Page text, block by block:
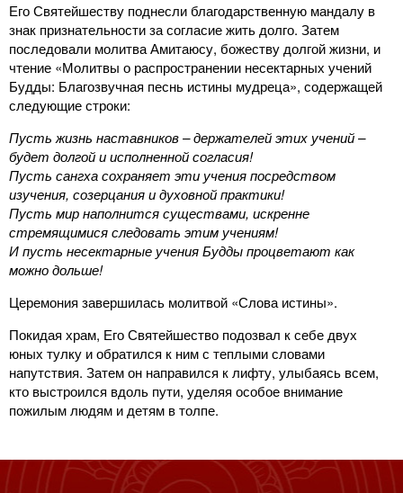
Его Святейшеству поднесли благодарственную мандалу в
знак признательности за согласие жить долго. Затем
последовали молитва Амитаюсу, божеству долгой жизни, и
чтение «Молитвы о распространении несектарных учений
Будды: Благозвучная песнь истины мудреца», содержащей
следующие строки:
Пусть жизнь наставников – держателей этих учений –
будет долгой и исполненной согласия!
Пусть сангха сохраняет эти учения посредством
изучения, созерцания и духовной практики!
Пусть мир наполнится существами, искренне
стремящимися следовать этим учениям!
И пусть несектарные учения Будды процветают как
можно дольше!
Церемония завершилась молитвой «Слова истины».
Покидая храм, Его Святейшество подозвал к себе двух
юных тулку и обратился к ним с теплыми словами
напутствия. Затем он направился к лифту, улыбаясь всем,
кто выстроился вдоль пути, уделяя особое внимание
пожилым людям и детям в толпе.